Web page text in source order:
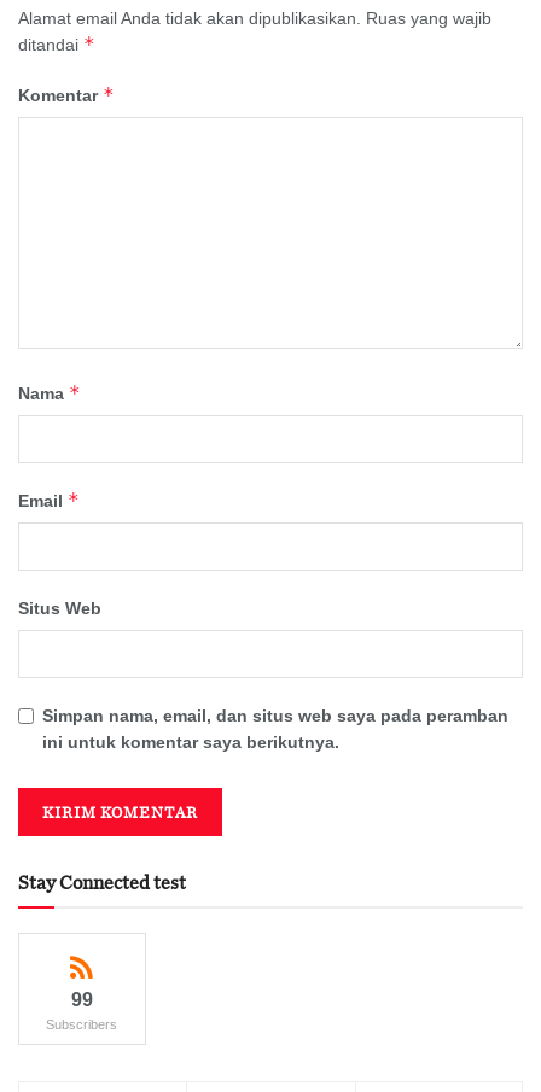
Alamat email Anda tidak akan dipublikasikan. Ruas yang wajib
ditandai *
Komentar *
Nama *
Email *
Situs Web
Simpan nama, email, dan situs web saya pada peramban
ini untuk komentar saya berikutnya.
Stay Connected test
99
Subscribers